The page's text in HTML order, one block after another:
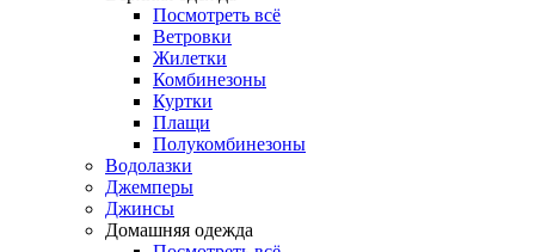
Посмотреть всё
Ветровки
Жилетки
Комбинезоны
Куртки
Плащи
Полукомбинезоны
Водолазки
Джемперы
Джинсы
Домашняя одежда